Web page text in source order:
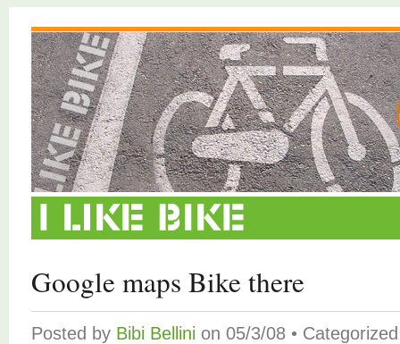
Google maps Bike there
Posted by Bibi Bellini on 05/3/08 •